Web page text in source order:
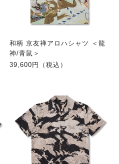
和柄 京友禅アロハシャツ ＜龍
神/青鼠＞
39,600円（税込）